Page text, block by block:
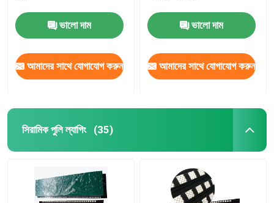
ভালো দাম
আমাদের সাথে যোগাযোগ করুন
ভালো দাম
আমাদের সাথে যোগাযোগ করুন
সিরামিক পুলি ল্যাগিং (35)